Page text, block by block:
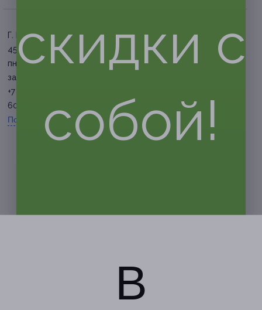
Г. Барнаул, ул. Шумакова, д.
45
пн. — вс. 10:00 — 20:00 (по
записи)
+7 3852 52-99-92, +7 964
603-99-92
Показать номер телефона
скидки с
собой!
В